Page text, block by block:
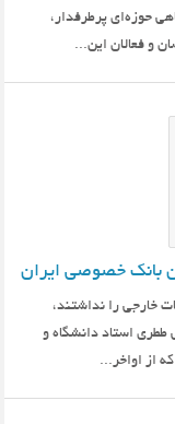
حوزه‌ای پرطرفدار،
و فعالان این...
بانک خصوصی ایران
خارجی را نداشتند،
ططری استاد دانشگاه و
از اواخر...